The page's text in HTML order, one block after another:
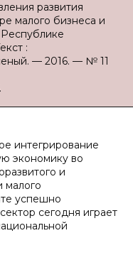
развития
малого бизнеса и
:
— 2016. — № 11
интегрирование
экономику во
и
малого
успешно
сегодня играет